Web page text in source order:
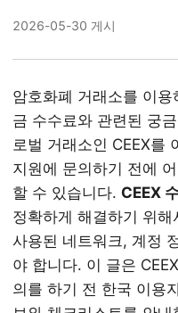
2026-05-30 게시
암호화폐 거래소를 이
금 수수료와 관련된 궁
로벌 거래소인 CEEX를
지원에 문의하기 전에
할 수 있습니다. CEEX
정확하게 해결하기 위
사용된 네트워크, 계정
야 합니다. 이 글은
의를 하기 전 한국 이용